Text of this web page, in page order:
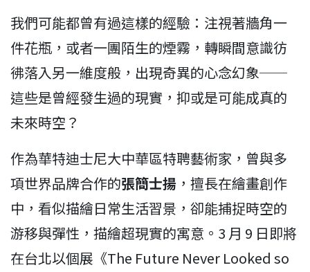
我們可能都曾有過這樣的經驗：注視著牆角一
件花瓶，或者一團陌生的煙霧，轉瞬間意識彷
彿落入另一維度般，出現奇異的心念幻象──
這些是曾經發生過的現實，抑或是可能成真的
未來時空？
作為華特迪士尼大中華區特聘藝術家，曾與多
項世界品牌合作的張簡士揚 ，擅長在繪畫創作
中，看似描繪日常生活習景，卻能捕捉時空的
游移與彈性，描繪超現實的寓意。3 月 9 日即將
在台北以個展《The Future Never Looked so